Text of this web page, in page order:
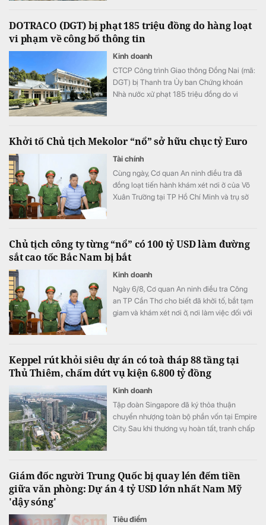
DOTRACO (DGT) bị phạt 185 triệu đồng do hàng loạt
vi phạm về công bố thông tin
Kinh doanh
CTCP Công trình Giao thông Đồng Nai (mã:
DGT) bị Thanh tra Ủy ban Chứng khoán
Nhà nước xử phạt 185 triệu đồng do vi
Khởi tố Chủ tịch Mekolor “nổ” sở hữu chục tỷ Euro
Tài chính
Cùng ngày, Cơ quan An ninh điều tra đã
đồng loạt tiến hành khám xét nơi ở của Võ
Xuân Trường tại TP Hồ Chí Minh và trụ sở
Chủ tịch công ty từng “nổ” có 100 tỷ USD làm đường
sắt cao tốc Bắc Nam bị bắt
Kinh doanh
Ngày 6/8, Cơ quan An ninh điều tra Công
an TP Cần Thơ cho biết đã khởi tố, bắt tạm
giam và khám xét nơi ở, nơi làm việc đối với
Keppel rút khỏi siêu dự án có toà tháp 88 tầng tại
Thủ Thiêm, chấm dứt vụ kiện 6.800 tỷ đồng
Kinh doanh
Tập đoàn Singapore đã ký thỏa thuận
chuyển nhượng toàn bộ phần vốn tại Empire
City. Sau khi thương vụ hoàn tất, tranh chấp
Giám đốc người Trung Quốc bị quay lén đếm tiền
giữa văn phòng: Dự án 4 tỷ USD lớn nhất Nam Mỹ
'dậy sóng'
Tiêu điểm